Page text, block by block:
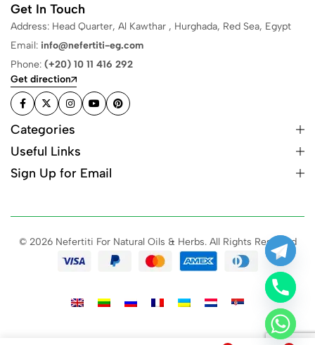
Get In Touch
Address: Head Quarter, Al Kawthar , Hurghada, Red Sea, Egypt
Email: info@nefertiti-eg.com
Phone: (+20) 10 11 416 292
Get direction
Categories
Useful Links
Sign Up for Email
© 2026 Nefertiti For Natural Oils & Herbs. All Rights Reserved